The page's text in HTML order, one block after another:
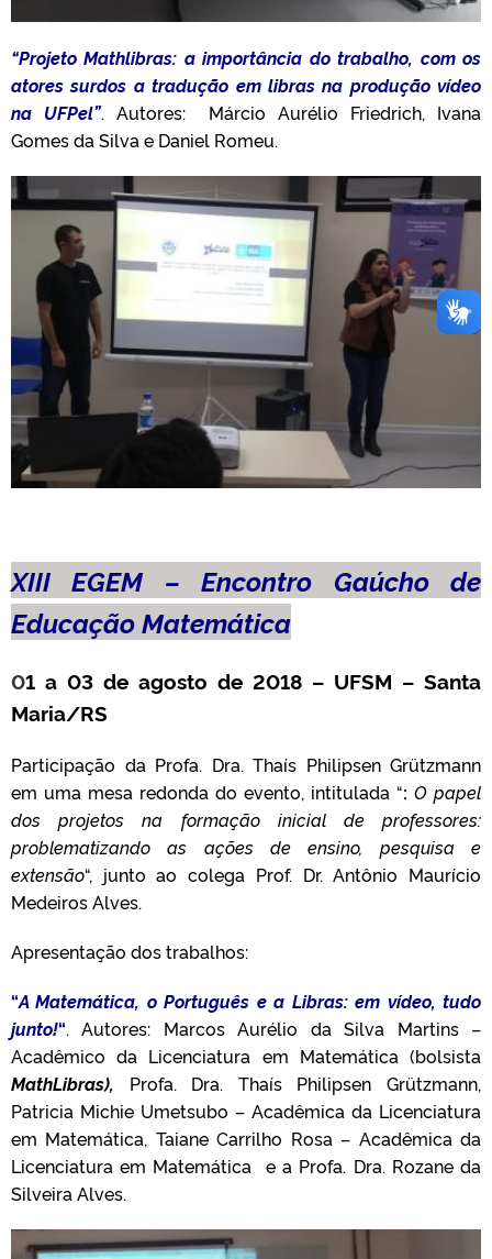
“Projeto Mathlibras: a importância do trabalho, com os
atores surdos a tradução em libras na produção vídeo
na UFPel”. Autores: Márcio Aurélio Friedrich, Ivana
Gomes da Silva e Daniel Romeu.
XIII EGEM – Encontro Gaúcho de
Educação Matemática
01 a 03 de agosto de 2018 – UFSM – Santa
Maria/RS
Participação da Profa. Dra. Thaís Philipsen Grützmann
em uma mesa redonda do evento, intitulada “: O papel
dos projetos na formação inicial de professores:
problematizando as ações de ensino, pesquisa e
extensão“, junto ao colega Prof. Dr. Antônio Maurício
Medeiros Alves.
Apresentação dos trabalhos:
“A Matemática, o Português e a Libras: em vídeo, tudo
junto!“. Autores: Marcos Aurélio da Silva Martins –
Acadêmico da Licenciatura em Matemática (bolsista
MathLibras), Profa. Dra. Thaís Philipsen Grützmann,
Patricia Michie Umetsubo – Acadêmica da Licenciatura
em Matemática, Taiane Carrilho Rosa – Acadêmica da
Licenciatura em Matemática e a Profa. Dra. Rozane da
Silveira Alves.